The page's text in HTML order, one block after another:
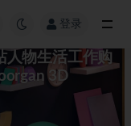
登录
人物生活工作购
3D